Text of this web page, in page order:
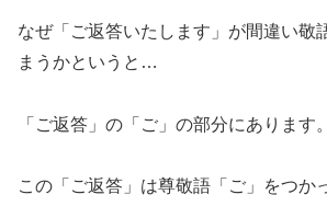
なぜ「ご返答いたします」が間違い敬
まうかというと…
「ご返答」の「ご」の部分にあります。
この「ご返答」は尊敬語「ご」をつか